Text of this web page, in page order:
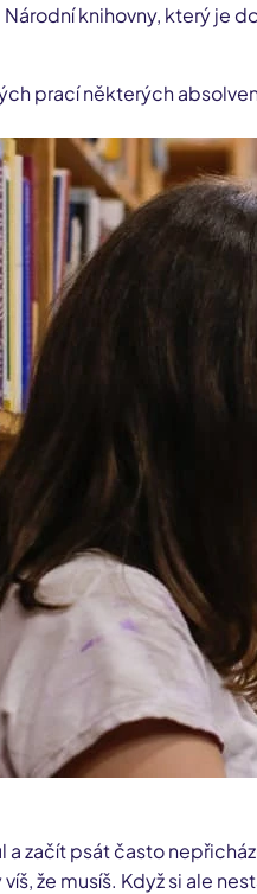
knihovny, který je
prací některých
a začít psát často
že musíš. Když si ale